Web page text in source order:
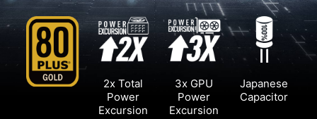
2x Total
Power
Excursion
3x GPU
Power
Excursion
Japanese
Capacitor